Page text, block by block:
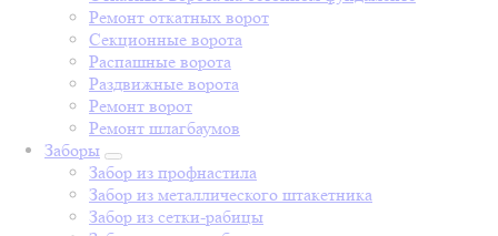
Ремонт откатных ворот
Секционные ворота
Распашные ворота
Раздвижные ворота
Ремонт ворот
Ремонт шлагбаумов
Заборы
Забор из профнастила
Забор из металлического штакетника
Забор из сетки-рабицы